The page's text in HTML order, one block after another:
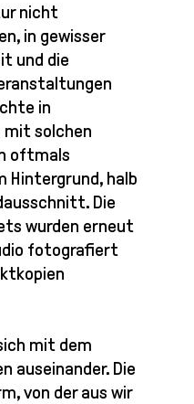
nicht
in gewisser
und die
in
mit solchen
oftmals
Hintergrund, halb
Die
wurden erneut
fotografiert
mit dem
auseinander. Die
von der aus wir